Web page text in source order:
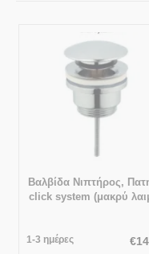
Βαλβίδα Νιπτήρος,
click system (μακρύ
1-3 ημέρες €